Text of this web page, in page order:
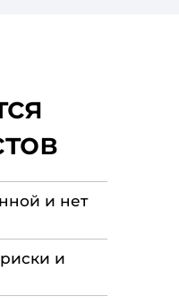
и нет
и